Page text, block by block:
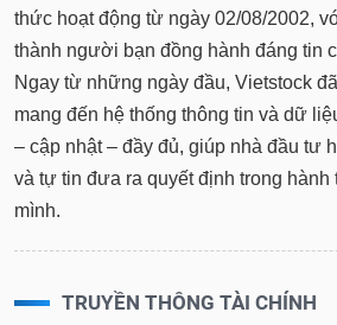
thức hoạt động từ ngày 02/08/2002,
thành người bạn đồng hành đáng tin
Ngay từ những ngày đầu, Vietstock
mang đến hệ thống thông tin và dữ
– cập nhật – đầy đủ, giúp nhà đầu tư
và tự tin đưa ra quyết định trong hành
mình.
TRUYỀN THÔNG TÀI CHÍNH